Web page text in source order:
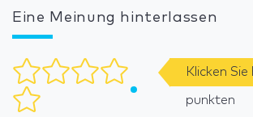
Eine Meinung hinterlassen
Klicken
punkten